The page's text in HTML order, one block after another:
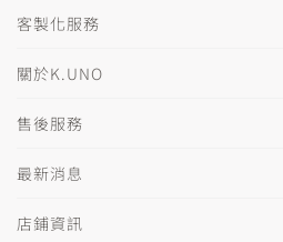
客製化服務
關於K.UNO
售後服務
最新消息
店鋪資訊